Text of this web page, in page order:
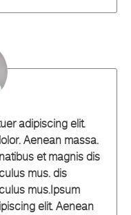
adipiscing elit.
Aenean massa.
et magnis dis
mus. dis
mus.Ipsum
elit. Aenean